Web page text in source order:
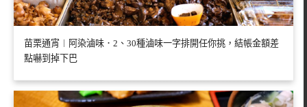
苗栗通宵︱阿染滷味．2、30種滷味一字排開任你挑，結帳金額差
點嚇到掉下巴